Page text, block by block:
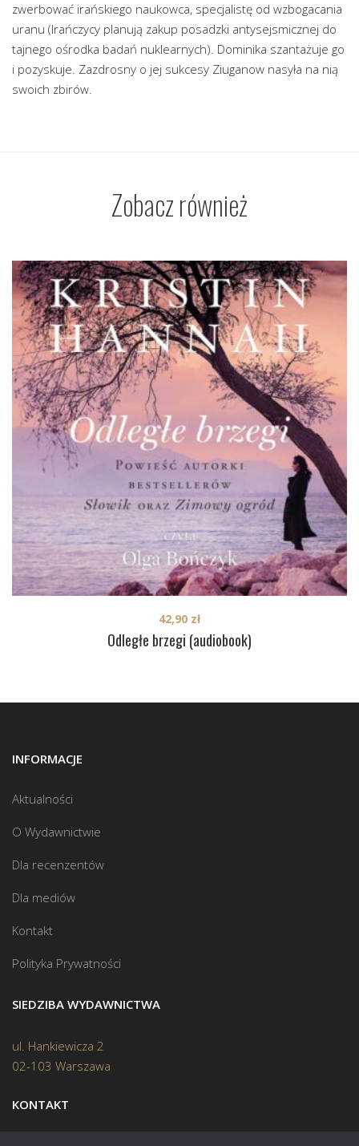
zwerbować irańskiego naukowca, specjalistę od wzbogacania
uranu (Irańczycy planują zakup posadzki antysejsmicznej do
tajnego ośrodka badań nuklearnych). Dominika szantażuje go
i pozyskuje. Zazdrosny o jej sukcesy Ziuganow nasyła na nią
swoich zbirów.
Zobacz również
Odległe brzegi (audiobook)
42,90 zł
INFORMACJE
Aktualności
O Wydawnictwie
Dla recenzentów
Dla mediów
Kontakt
Polityka Prywatności
SIEDZIBA WYDAWNICTWA
ul. Hankiewicza 2
02-103 Warszawa
KONTAKT